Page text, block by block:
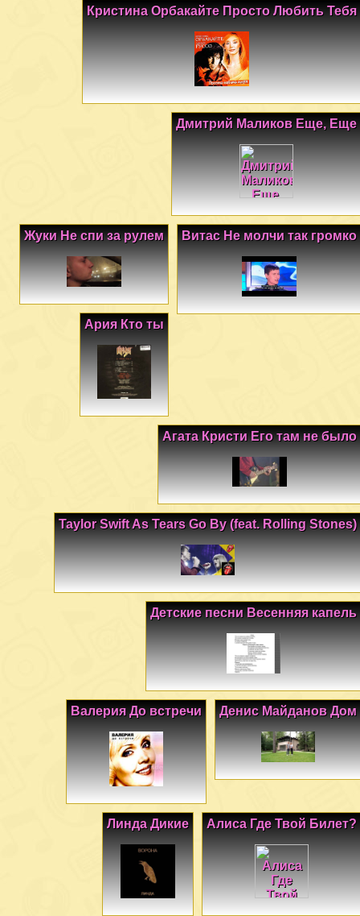
Кристина Орбакайте Просто Любить Тебя
Дмитрий Маликов Еще, Еще
Витас Не молчи так громко
Жуки Не спи за рулем
Ария Кто ты
Агата Кристи Его там не было
Taylor Swift As Tears Go By (feat. Rolling Stones)
Детские песни Весенняя капель
Денис Майданов Дом
Валерия До встречи
Алиса Где Твой Билет?
Линда Дикие